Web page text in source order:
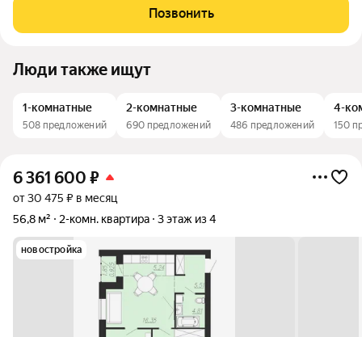
подходит как общая
Позвонить
Люди также ищут
1-комнатные
508 предложений
2-комнатные
690 предложений
3-комнатные
486 предложений
4-
150
6 361 600 ₽
от 30 475 ₽ в месяц
56,8 м²
2-комн. квартира 3 этаж из 4
новостройка